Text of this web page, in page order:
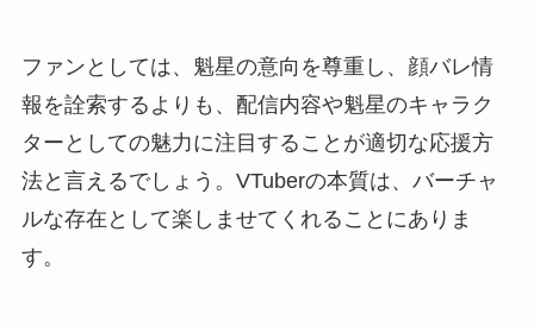
ファンとしては、魁星の意向を尊重し、顔バレ情
報を詮索するよりも、配信内容や魁星のキャラク
ターとしての魅力に注目することが適切な応援方
法と言えるでしょう。VTuberの本質は、バーチャ
ルな存在として楽しませてくれることにありま
す。